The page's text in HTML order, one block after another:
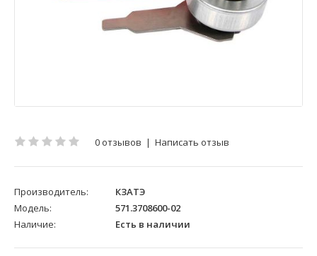
0 отзывов | Написать отзыв
Производитель:
КЗАТЭ
Модель:
571.3708600-02
Наличие:
Есть в наличии